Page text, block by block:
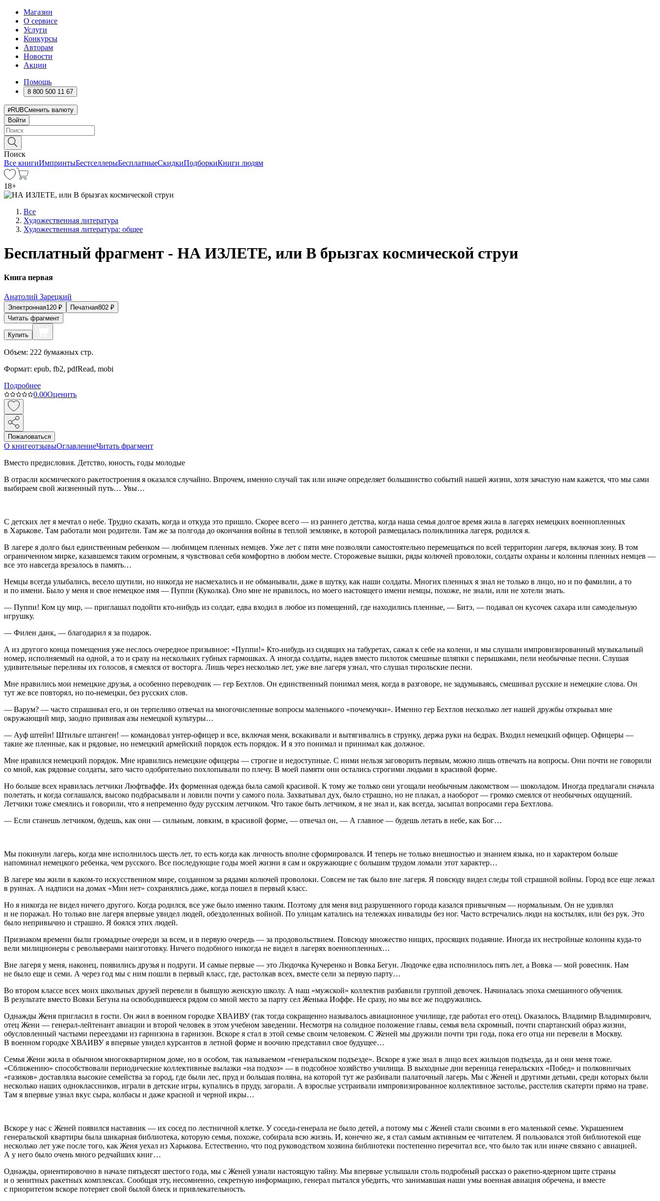
Магазин
О сервисе
Услуги
Конкурсы
Авторам
Новости
Акции
Помощь
8 800 500 11 67
RUBСменить валюту
Войти
Поиск
Все книгиИмпринтыБестселлерыБесплатныеСкидкиПодборкиКниги людям
18+
Все
Художественная литература
Художественная литература: общее
Бесплатный фрагмент - НА ИЗЛЕТЕ, или В брызгах космической струи
Книга первая
Анатолий Зарецкий
Электронная120 ₽ Печатная802 ₽
Читать фрагмент
Купить
Объем: 222 бумажных стр.
Формат: epub, fb2, pdfRead, mobi
Подробнее
0.00Оценить
Пожаловаться
О книгеотзывыОглавлениеЧитать фрагмент
Вместо предисловия. Детство, юность, годы молодые
В отрасли космического ракетостроения я оказался случайно. Впрочем, именно случай так или иначе определяет большинство событий нашей жизни, хотя зачастую нам кажется, что мы сами
выбираем свой жизненный путь… Увы…
С детских лет я мечтал о небе. Трудно сказать, когда и откуда это пришло. Скорее всего — из раннего детства, когда наша семья долгое время жила в лагерях немецких военнопленных
в Харькове. Там работали мои родители. Там же за полгода до окончания войны в теплой землянке, в которой размещалась поликлиника лагеря, родился я.
В лагере я долго был единственным ребенком — любимцем пленных немцев. Уже лет с пяти мне позволяли самостоятельно перемещаться по всей территории лагеря, включая зону. В том
ограниченном мирке, казавшемся таким огромным, я чувствовал себя комфортно в любом месте. Сторожевые вышки, ряды колючей проволоки, солдаты охраны и колонны пленных немцев —
все это навсегда врезалось в память…
Немцы всегда улыбались, весело шутили, но никогда не насмехались и не обманывали, даже в шутку, как наши солдаты. Многих пленных я знал не только в лицо, но и по фамилии, а то
и по имени. Было у меня и свое немецкое имя — Пуппи (Куколка). Оно мне не нравилось, но моего настоящего имени немцы, похоже, не знали, или не хотели знать.
— Пуппи! Ком цу мир, — приглашал подойти кто-нибудь из солдат, едва входил в любое из помещений, где находились пленные, — Битэ, — подавал он кусочек сахара или самодельную
игрушку.
— Филен данк, — благодарил я за подарок.
А из другого конца помещения уже неслось очередное призывное: «Пуппи!» Кто-нибудь из сидящих на табуретах, сажал к себе на колени, и мы слушали импровизированный музыкальный
номер, исполняемый на одной, а то и сразу на нескольких губных гармошках. А иногда солдаты, надев вместо пилоток смешные шляпки с перышками, пели необычные песни. Слушая
удивительные переливы их голосов, я смеялся от восторга. Лишь через несколько лет, уже вне лагеря узнал, что слушал тирольские песни.
Мне нравились мои немецкие друзья, а особенно переводчик — гер Бехтлов. Он единственный понимал меня, когда в разговоре, не задумываясь, смешивал русские и немецкие слова. Он
тут же все повторял, но по-немецки, без русских слов.
— Варум? — часто спрашивал его, и он терпеливо отвечал на многочисленные вопросы маленького «почемучки». Именно гер Бехтлов несколько лет нашей дружбы открывал мне
окружающий мир, заодно прививая азы немецкой культуры…
— Ауф штейн! Штильге штанген! — командовал унтер-офицер и все, включая меня, вскакивали и вытягивались в струнку, держа руки на бедрах. Входил немецкий офицер. Офицеры —
такие же пленные, как и рядовые, но немецкий армейский порядок есть порядок. И я это понимал и принимал как должное.
Мне нравился немецкий порядок. Мне нравились немецкие офицеры — строгие и недоступные. С ними нельзя заговорить первым, можно лишь отвечать на вопросы. Они почти не говорили
со мной, как рядовые солдаты, зато часто одобрительно похлопывали по плечу. В моей памяти они остались строгими людьми в красивой форме.
Но больше всех нравилась летчики Люфтваффе. Их форменная одежда была самой красивой. К тому же только они угощали необычным лакомством — шоколадом. Иногда предлагали сначала
полетать, и когда соглашался, высоко подбрасывали и ловили почти у самого пола. Захватывал дух, было страшно, но не плакал, а наоборот — громко смеялся от необычных ощущений.
Летчики тоже смеялись и говорили, что я непременно буду русским летчиком. Что такое быть летчиком, я не знал и, как всегда, засыпал вопросами гера Бехтлова.
— Если станешь летчиком, будешь, как они — сильным, ловким, в красивой форме, — отвечал он, — А главное — будешь летать в небе, как Бог…
Мы покинули лагерь, когда мне исполнилось шесть лет, то есть когда как личность вполне сформировался. И теперь не только внешностью и знанием языка, но и характером больше
напоминал немецкого ребенка, чем русского. Все последующие годы моей жизни я сам и окружающие с большим трудом ломали этот характер…
В лагере мы жили в каком-то искусственном мире, созданном за рядами колючей проволоки. Совсем не так было вне лагеря. Я повсюду видел следы той страшной войны. Город все еще лежал
в руинах. А надписи на домах «Мин нет» сохранялись даже, когда пошел в первый класс.
Но я никогда не видел ничего другого. Когда родился, все уже было именно таким. Поэтому для меня вид разрушенного города казался привычным — нормальным. Он не удивлял
и не поражал. Но только вне лагеря впервые увидел людей, обездоленных войной. По улицам катались на тележках инвалиды без ног. Часто встречались люди на костылях, или без рук. Это
было непривычно и страшно. Я боялся этих людей.
Признаком времени были громадные очереди за всем, и в первую очередь — за продовольствием. Повсюду множество нищих, просящих подаяние. Иногда их нестройные колонны куда-то
вели милиционеры с револьверами наизготовку. Ничего подобного никогда не видел в лагерях военнопленных…
Вне лагеря у меня, наконец, появились друзья и подруги. И самые первые — это Людочка Кучеренко и Вовка Бегун. Людочке едва исполнилось пять лет, а Вовка — мой ровесник. Нам
не было еще и семи. А через год мы с ним пошли в первый класс, где, растолкав всех, вместе сели за первую парту…
Во втором классе всех моих школьных друзей перевели в бывшую женскую школу. А наш «мужской» коллектив разбавили группой девочек. Начиналась эпоха смешанного обучения.
В результате вместо Вовки Бегуна на освободившееся рядом со мной место за парту сел Женька Иоффе. Не сразу, но мы все же подружились.
Однажды Женя пригласил в гости. Он жил в военном городке ХВАИВУ (так тогда сокращенно называлось авиационное училище, где работал его отец). Оказалось, Владимир Владимирович,
отец Жени — генерал-лейтенант авиации и второй человек в этом учебном заведении. Несмотря на солидное положение главы, семья вела скромный, почти спартанский образ жизни,
обусловленный частыми переездами из гарнизона в гарнизон. Вскоре я стал в этой семье своим человеком. С Женей мы дружили почти три года, пока его отца ни перевели в Москву.
В военном городке ХВАИВУ я впервые увидел курсантов в летной форме и воочию представил свое будущее…
Семья Жени жила в обычном многоквартирном доме, но в особом, так называемом «генеральском подъезде». Вскоре я уже знал в лицо всех жильцов подъезда, да и они меня тоже.
«Сближению» способствовали периодические коллективные вылазки «на подхоз» — в подсобное хозяйство училища. В выходные дни вереница генеральских «Побед» и полковничьих
«газиков» доставляла высокие семейства за город, где были лес, пруд и большая поляна, на которой тут же разбивали палаточный лагерь. Мы с Женей и другими детьми, среди которых были
несколько наших одноклассников, играли в детские игры, купались в пруду, загорали. А взрослые устраивали импровизированное коллективное застолье, расстелив скатерти прямо на траве.
Там я впервые узнал вкус сыра, колбасы и даже красной и черной икры…
Вскоре у нас с Женей появился наставник — их сосед по лестничной клетке. У соседа-генерала не было детей, а потому мы с Женей стали своими в его маленькой семье. Украшением
генеральской квартиры была шикарная библиотека, которую семья, похоже, собирала всю жизнь. И, конечно же, я стал самым активным ее читателем. Я пользовался этой библиотекой еще
несколько лет уже после того, как Женя уехал из Харькова. Естественно, что под руководством хозяина библиотеки постепенно перечитал все, что было так или иначе связано с авиацией.
А у него было очень много редчайших книг…
Однажды, ориентировочно в начале пятьдесят шестого года, мы с Женей узнали настоящую тайну. Мы впервые услышали столь подробный рассказ о ракетно-ядерном щите страны
и о зенитных ракетных комплексах. Сообщая эту, несомненно, секретную информацию, генерал пытался убедить, что занимавшая наши умы военная авиация обречена, и вместе
с приоритетом вскоре потеряет свой былой блеск и привлекательность.